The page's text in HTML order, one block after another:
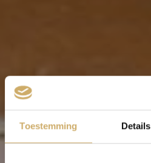
Toestemming Details